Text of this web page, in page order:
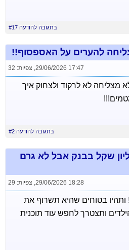
בתגובה להודעה #17
להערים על האספסוף!!
29/06/2026 17:47
, צפיות: 32
מצליחה לא לרקוד ולצחוק איך
בתגובה להודעה #2
שקל בבנק אבל לא גרם
29/06/2026 18:28
, צפיות: 29
בטוחים שהיא תשרוף את
ותצטרך לחפש עוד תוכנית